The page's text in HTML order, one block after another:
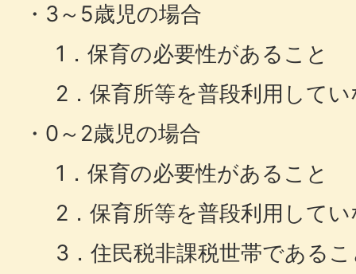
・3～5歳児の場合
1．保育の必要性があること
2．保育所等を普段利用してい
・0～2歳児の場合
1．保育の必要性があること
2．保育所等を普段利用してい
3．住民税非課税世帯であるこ